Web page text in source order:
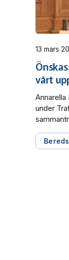
vårt
Annarella
under
bland
prioritera